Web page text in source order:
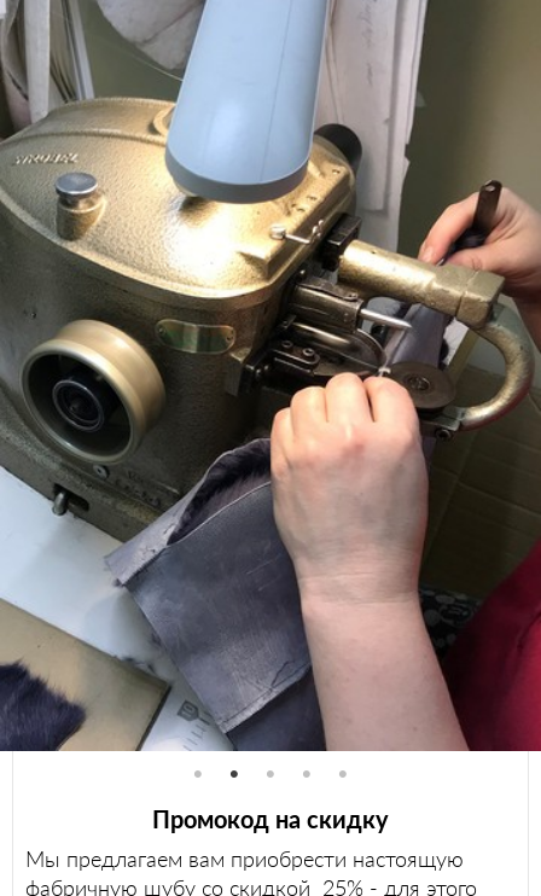
Промокод на скидку
Мы предлагаем вам приобрести настоящую
фабричную шубу со скидкой 25% - для этого